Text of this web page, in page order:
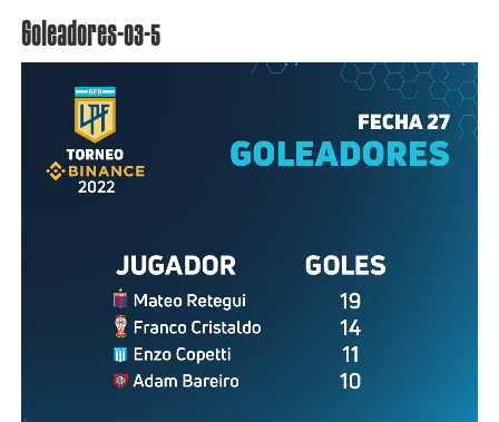
Goleadores-03-5